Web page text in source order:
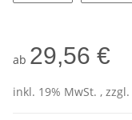
ab 29,56 €
inkl. 19% MwSt. , zzgl.